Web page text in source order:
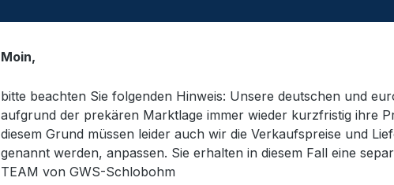
Ladungssicherung Container Schulungsmaterial
Moin,
bitte beachten Sie folgenden Hinweis: Unsere deutschen und
aufgrund der prekären Marktlage immer wieder kurzfristig ihre
diesem Grund müssen leider auch wir die Verkaufspreise und
genannt werden, anpassen. Sie erhalten in diesem Fall eine
TEAM von GWS-Schlobohm